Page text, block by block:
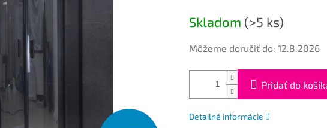
Skladom (>5 ks)
Môžeme doručiť do: 12.8.2026
Pridať do
Detailné informácie